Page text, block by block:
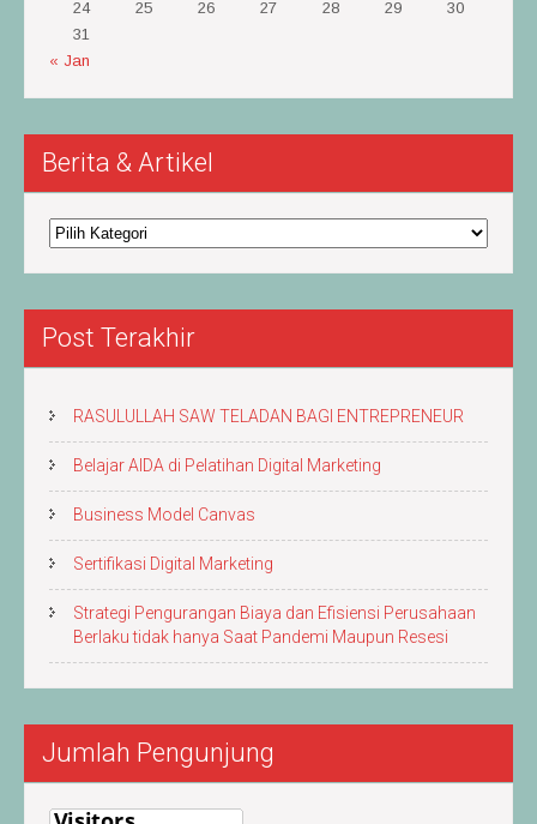
24
25 26 27 28 29
30
31
« Jan
Berita & Artikel
Berita
&
Artikel
Post Terakhir
RASULULLAH SAW TELADAN BAGI ENTREPRENEUR
Belajar AIDA di Pelatihan Digital Marketing
Business Model Canvas
Sertifikasi Digital Marketing
Strategi Pengurangan Biaya dan Efisiensi Perusahaan
Berlaku tidak hanya Saat Pandemi Maupun Resesi
Jumlah Pengunjung